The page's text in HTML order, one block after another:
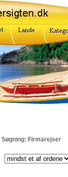
Søgning: Firmarejser